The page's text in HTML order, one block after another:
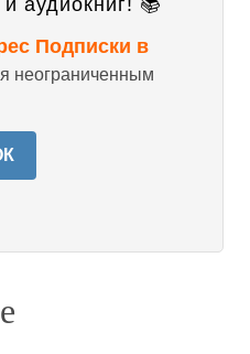
аудиокниг! 📚
Подписки в
неограниченным